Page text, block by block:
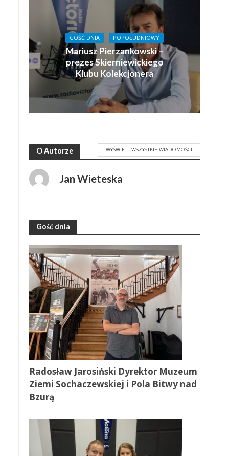
GOŚĆ DNIA POPOŁUDNIOWY
Mariusz Pierzankowski –
prezes Skierniewickiego
Klubu Kolekcjonera
O Autorze WYŚWIETL WSZYSTKIE WIADOMOŚCI
Jan Wieteska
Gość dnia
Radosław Jarosiński Dyrektor Muzeum
Ziemi Sochaczewskiej i Pola Bitwy nad
Bzurą